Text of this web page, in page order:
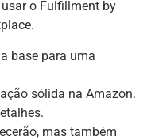
o Fulfillment by
base para uma
sólida na Amazon.
mas também